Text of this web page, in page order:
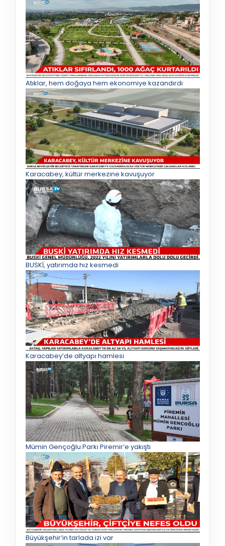
Atıklar, hem doğaya hem ekonomiye kazandırdı
Karacabey, kültür merkezine kavuşuyor
BUSKİ, yatırımda hız kesmedi
Karacabey’de altyapı hamlesi
Mümin Gençoğlu Parkı Piremir’e yakıştı
Büyükşehir’in tarlada izi var